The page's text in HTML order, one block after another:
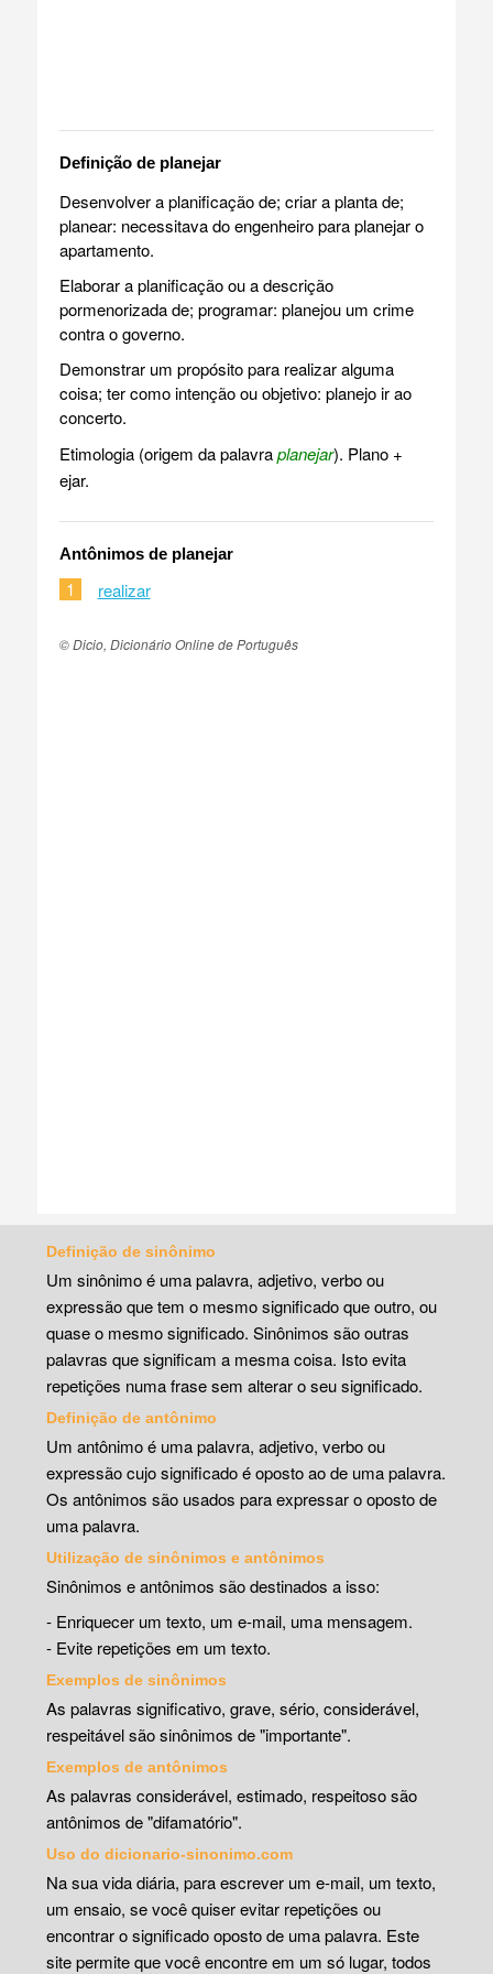
Definição de planejar
Desenvolver a planificação de; criar a planta de;
planear: necessitava do engenheiro para planejar o
apartamento.
Elaborar a planificação ou a descrição
pormenorizada de; programar: planejou um crime
contra o governo.
Demonstrar um propósito para realizar alguma
coisa; ter como intenção ou objetivo: planejo ir ao
concerto.
Etimologia (origem da palavraplanejar). Plano +
ejar.
Antônimos de planejar
1 realizar
© Dicio, Dicionário Online de Português
Definição de sinônimo
Um sinônimo é uma palavra, adjetivo, verbo ou
expressão que tem o mesmo significado que outro, ou
quase o mesmo significado. Sinônimos são outras
palavras que significam a mesma coisa. Isto evita
repetições numa frase sem alterar o seu significado.
Definição de antônimo
Um antônimo é uma palavra, adjetivo, verbo ou
expressão cujo significado é oposto ao de uma palavra.
Os antônimos são usados para expressar o oposto de
uma palavra.
Utilização de sinônimos e antônimos
Sinônimos e antônimos são destinados a isso:
- Enriquecer um texto, um e-mail, uma mensagem.
- Evite repetições em um texto.
Exemplos de sinônimos
As palavras significativo, grave, sério, considerável,
respeitável são sinônimos de "importante".
Exemplos de antônimos
As palavras considerável, estimado, respeitoso são
antônimos de "difamatório".
Uso do dicionario-sinonimo.com
Na sua vida diária, para escrever um e-mail, um texto,
um ensaio, se você quiser evitar repetições ou
encontrar o significado oposto de uma palavra. Este
site permite que você encontre em um só lugar, todos